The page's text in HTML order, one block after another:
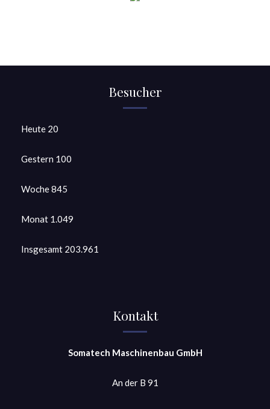
Besucher
Heute 20
Gestern 100
Woche845
Monat 1.049
Insgesamt 203.961
Kontakt
Somatech Maschinenbau GmbH
An der B 91